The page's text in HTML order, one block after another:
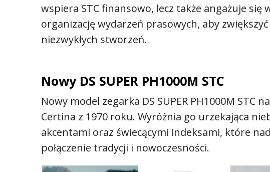
wspiera STC finansowo, lecz także angażuje
organizację wydarzeń prasowych, aby
niezwykłych stworzeń.
Nowy DS SUPER PH1000M STC
Nowy model zegarka DS SUPER PH1000M STC
Certina z 1970 roku. Wyróżnia go urzekająca
akcentami oraz świecącymi indeksami, które
połączenie tradycji i nowoczesności.